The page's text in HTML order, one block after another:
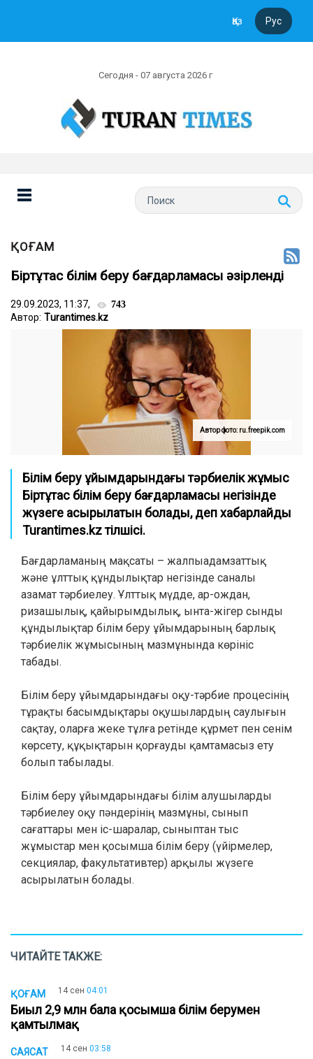
Қаз Рус
Сегодня - 07 августа 2026 г
ҚОҒАМ
Біртұтас білім беру бағдарламасы әзірленді
29.09.2023, 11:37, 743
Автор: Тurantimes.kz
Автор фото: ru.freepik.com
Білім беру ұйымдарындағы тәрбиелік жұмыс
Біртұтас білім беру бағдарламасы негізінде
жүзеге асырылатын болады, деп хабарлайды
Turantimes.kz тілшісі.
Бағдарламаның мақсаты – жалпыадамзаттық
және ұлттық құндылықтар негізінде саналы
азамат тәрбиелеу. Ұлттық мүдде, ар-ождан,
ризашылық, қайырымдылық, ынта-жігер сынды
құндылықтар білім беру ұйымдарының барлық
тәрбиелік жұмысының мазмұнында көрініс
табады.
Білім беру ұйымдарындағы оқу-тәрбие процесінің
тұрақты басымдықтары оқушылардың саулығын
сақтау, оларға жеке тұлға ретінде құрмет пен сенім
көрсету, құқықтарын қорғауды қамтамасыз ету
болып табылады.
Білім беру ұйымдарындағы білім алушыларды
тәрбиелеу оқу пәндерінің мазмұны, сынып
сағаттары мен іс-шаралар, сыныптан тыс
жұмыстар мен қосымша білім беру (үйірмелер,
секциялар, факультативтер) арқылы жүзеге
асырылатын болады.
ЧИТАЙТЕ ТАКЖЕ:
ҚОҒАМ 14 сен 04:01
Биыл 2,9 млн бала қосымша білім берумен
қамтылмақ
САЯСАТ 14 сен 03:58